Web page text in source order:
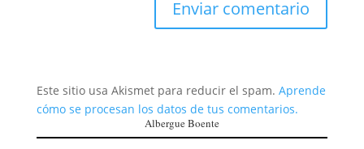
Este sitio usa Akismet para reducir el spam. Aprende
cómo se procesan los datos de tus comentarios.
Albergue Boente